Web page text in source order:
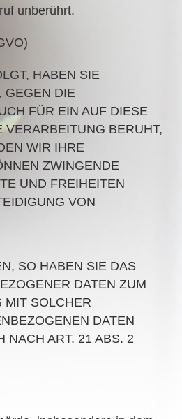
unberührt.
HABEN SIE
GEGEN DIE
FÜR EIN AUF DIESE
BERUHT,
WIR IHRE
ZWINGENDE
UND FREIHEITEN
VON
SO HABEN SIE DAS
DATEN ZUM
MIT SOLCHER
DATEN
NACH ART. 21 ABS. 2